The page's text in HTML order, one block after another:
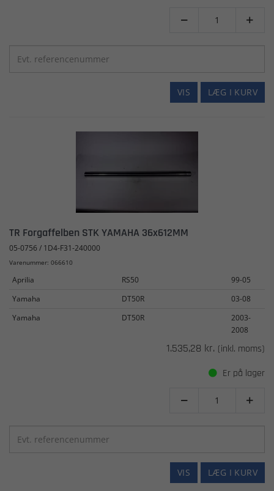
 
LÆG I KURV
VIS
TR Forgaffelben STK YAMAHA 36x612MM
05-0756 / 1D4-F31-240000
Varenummer: 066610
Aprilia RS50
99-05
Yamaha
DT50R
03-08
Yamaha
DT50R
2003-
2008
1.535,28 kr. (inkl. moms)
Er på lager
 
LÆG I KURV
VIS